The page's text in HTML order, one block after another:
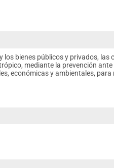
bienes públicos y privados, las
mediante la prevención
económicas y ambientales,